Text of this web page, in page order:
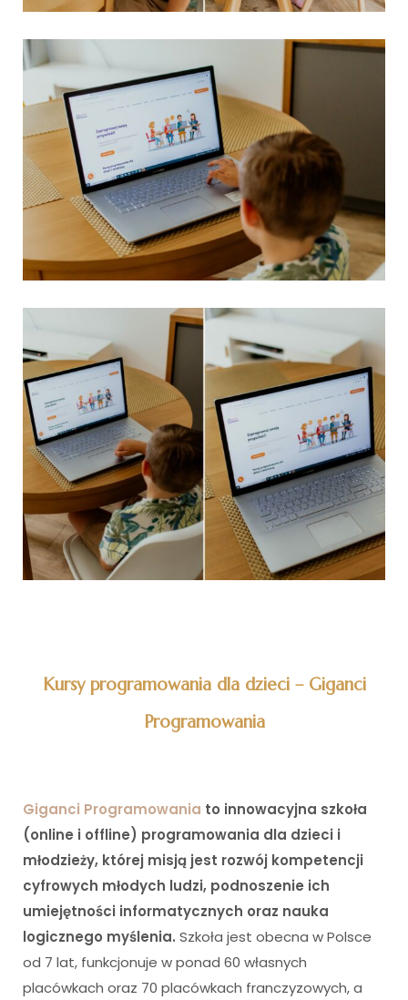
Kursy programowania dla dzieci – Giganci
Programowania
Giganci Programowania to innowacyjna szkoła
(online i offline) programowania dla dzieci i
młodzieży, której misją jest rozwój kompetencji
cyfrowych młodych ludzi, podnoszenie ich
umiejętności informatycznych oraz nauka
logicznego myślenia. Szkoła jest obecna w Polsce
od 7 lat, funkcjonuje w ponad 60 własnych
placówkach oraz 70 placówkach franczyzowych, a